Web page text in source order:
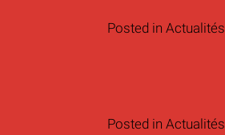
Posted inActualités
Posted inActualités